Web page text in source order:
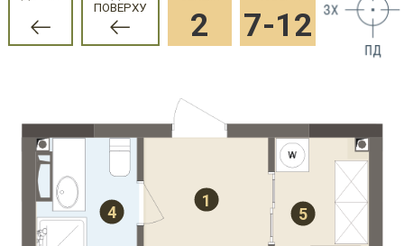
ПОВЕРХУ
2 7-12
1
4 5